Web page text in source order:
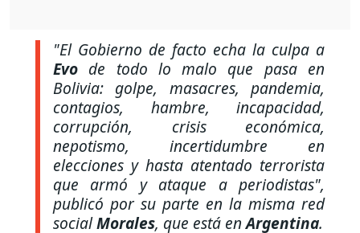
"El Gobierno de facto echa la culpa a
Evo de todo lo malo que pasa en
Bolivia: golpe, masacres, pandemia,
contagios, hambre, incapacidad,
corrupción, crisis económica,
nepotismo, incertidumbre en
elecciones y hasta atentado terrorista
que armó y ataque a periodistas",
publicó por su parte en la misma red
socialMorales, que está enArgentina.